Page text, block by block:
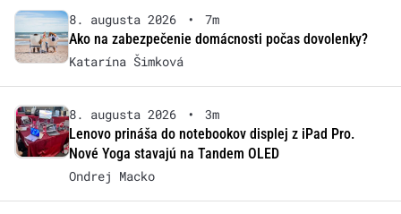
8. augusta 2026 •
7m
Ako na zabezpečenie domácnosti počas dovolenky?
Katarína Šimková
8. augusta 2026 •
3m
Lenovo prináša do notebookov displej z iPad Pro.
Nové Yoga stavajú na Tandem OLED
Ondrej Macko